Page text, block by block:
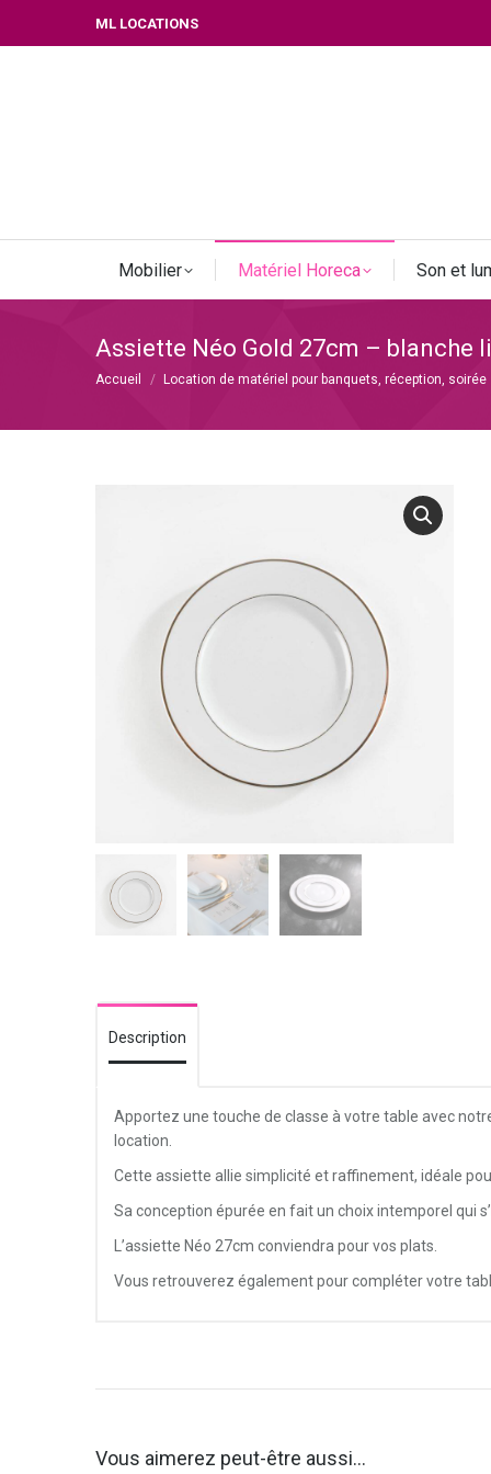
ML LOCATIONS
Mobilier Matériel Horeca Son et
Assiette Néo Gold 27cm – blanche
Vous êtes ici :
Accueil Location de matériel pour banquets, réception, soirée
Description
Apportez une touche de classe à votre table avec
location.
Cette assiette allie simplicité et raffinement, idéale
Sa conception épurée en fait un choix intemporel qui
L’assiette Néo 27cm conviendra pour vos plats.
Vous retrouverez également pour compléter votre
Vous aimerez peut-être aussi…